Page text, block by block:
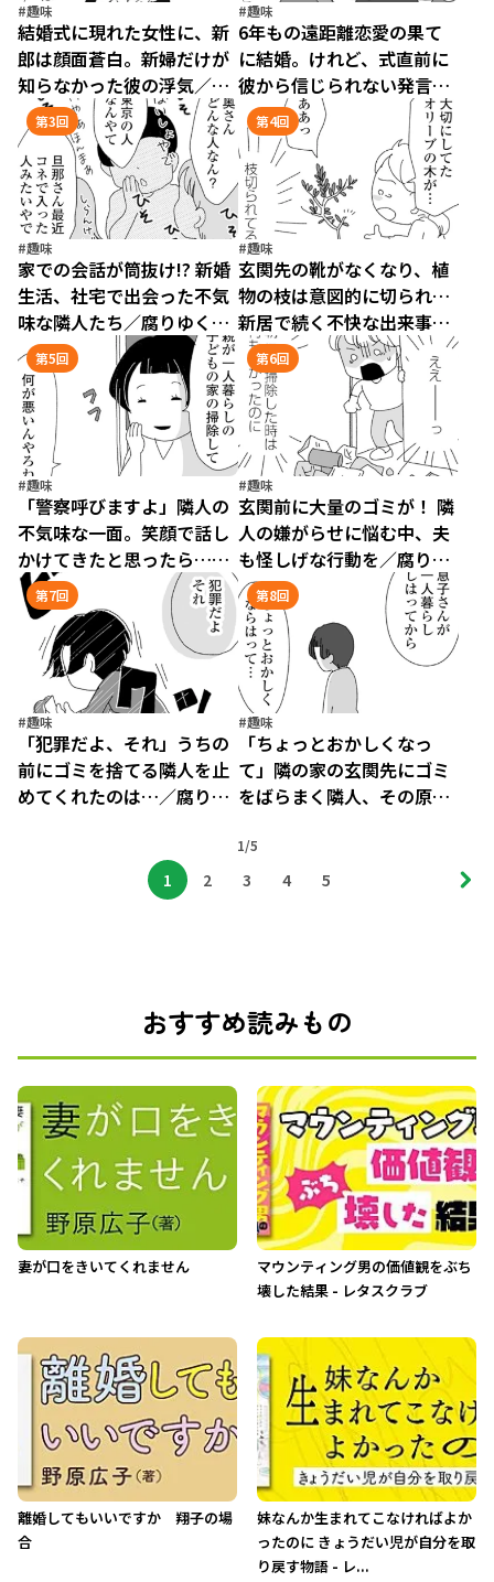
#趣味
結婚式に現れた女性に、新
郎は顔面蒼白。新婦だけが
知らなかった彼の浮気／腐
りゆく家族（1）
#趣味
6年もの遠距離恋愛の果て
に結婚。けれど、式直前に
彼から信じられない発言
が…／腐りゆく家族（2）
第3回
#趣味
家での会話が筒抜け!? 新婚
生活、社宅で出会った不気
味な隣人たち／腐りゆく家
族（3）
第4回
#趣味
玄関先の靴がなくなり、植
物の枝は意図的に切られ…
新居で続く不快な出来事／
腐りゆく家族（4）
第5回
#趣味
「警察呼びますよ」隣人の
不気味な一面。笑顔で話し
かけてきたと思ったら…／
腐りゆく家族（5）
第6回
#趣味
玄関前に大量のゴミが！ 隣
人の嫌がらせに悩む中、夫
も怪しげな行動を／腐りゆ
く家族（6）
第7回
#趣味
「犯罪だよ、それ」うちの
前にゴミを捨てる隣人を止
めてくれたのは…／腐りゆ
第8回
#趣味
「ちょっとおかしくなっ
て」隣の家の玄関先にゴミ
をばらまく隣人、その原因
1/5
1 2 3 4 5
おすすめ読みもの
妻が口をきいてくれません
マウンティング男の価値観をぶち
壊した結果 - レタスクラブ
離婚してもいいですか 翔子の場
合
妹なんか生まれてこなければよか
ったのに きょうだい児が自分を取
り戻す物語 - レ...